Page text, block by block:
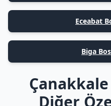
Eceabat
Biga
Diğer